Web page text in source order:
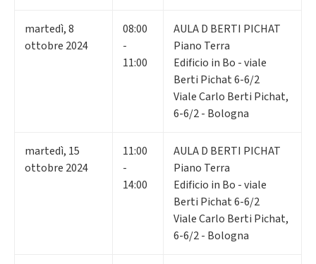
martedì,8
ottobre 2024
08:00
-
11:00
AULA D BERTI PICHAT
Piano Terra
Edificio in Bo - viale
Berti Pichat 6-6/2
Viale Carlo Berti Pichat,
6-6/2 - Bologna
martedì, 15
ottobre 2024
11:00
-
14:00
AULA D BERTI PICHAT
Piano Terra
Edificio in Bo - viale
Berti Pichat 6-6/2
Viale Carlo Berti Pichat,
6-6/2 - Bologna